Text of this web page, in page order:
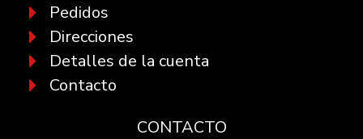
Pedidos
Direcciones
Detalles de la cuenta
Contacto
CONTACTO